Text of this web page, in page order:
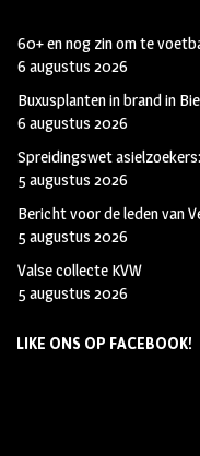
60+ en nog zin om te
6 augustus 2026
Buxusplanten in brand in
6 augustus 2026
Spreidingswet
5 augustus 2026
Bericht voor de leden van
5 augustus 2026
Valse collecte KVW
5 augustus 2026
LIKE ONS OP FACEBOOK!